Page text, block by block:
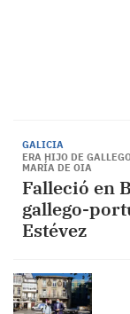
GALICIA
ERA HIJO DE
MARÍA DE OIA
Falleció en
gallego-
Estévez